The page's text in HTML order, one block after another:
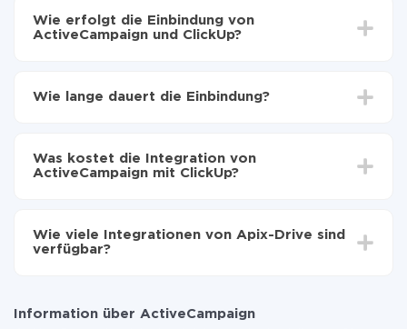
Wie erfolgt die Einbindung von
ActiveCampaign und ClickUp?
ClickUp zu übertragen
ActiveCampaign auf ClickUp übertragen
Wie lange dauert die Einbindung?
Im Durchschnitt dauert es 10-15 Minuten.
Was kostet die Integration von
ActiveCampaign mit ClickUp?
zahlen nur für die Datenmenge, die über unseren
Service von einem System auf ein anderes übertragen
Weitere Informationen zuTarifen.
Wie viele Integrationen von Apix-Drive sind
verfügbar?
Information über ActiveCampaign